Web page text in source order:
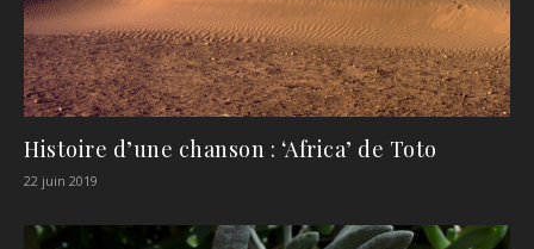
Histoire d’une chanson : ‘Africa’ de Toto
22 juin 2019